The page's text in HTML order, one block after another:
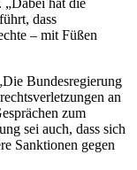
„Dabei hat die
dass
– mit Füßen
Bundesregierung
an
zum
sei auch, dass sich
Sanktionen gegen